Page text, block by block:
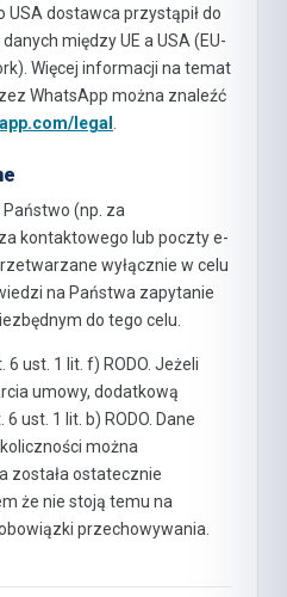
dostawca przystąpił do
między UE a USA (EU-
Więcej informacji na temat
WhatsApp można znaleźć
legal
(np. za
kontaktowego lub poczty e-
wyłącznie w celu
na Państwa zapytanie
do tego celu.
ust. 1 lit. f) RODO. Jeżeli
umowy, dodatkową
ust. 1 lit. b) RODO. Dane
można
została ostatecznie
że nie stoją temu na
przechowywania.